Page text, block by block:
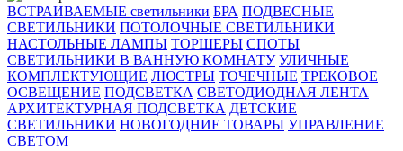
ВСТРАИВАЕМЫЕ светильники БРА ПОДВЕСНЫЕ
СВЕТИЛЬНИКИ ПОТОЛОЧНЫЕ СВЕТИЛЬНИКИ
НАСТОЛЬНЫЕ ЛАМПЫ ТОРШЕРЫ СПОТЫ
СВЕТИЛЬНИКИ В ВАННУЮ КОМНАТУ УЛИЧНЫЕ
КОМПЛЕКТУЮЩИЕ ЛЮСТРЫ ТОЧЕЧНЫЕ ТРЕКОВОЕ
ОСВЕЩЕНИЕ ПОДСВЕТКА СВЕТОДИОДНАЯ ЛЕНТА
АРХИТЕКТУРНАЯ ПОДСВЕТКА ДЕТСКИЕ
СВЕТИЛЬНИКИ НОВОГОДНИЕ ТОВАРЫ УПРАВЛЕНИЕ
СВЕТОМ